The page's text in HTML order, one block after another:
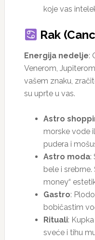
koje vas
Rak
Energija nedelje:
Venerom,
vašem znaku,
su uprte u vas.
Astro
morske vode
pudera i
Astro moda:
bele i
money“
Gastro:
bobičastim
Rituali:
sveće i tihu